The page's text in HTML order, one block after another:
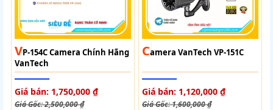
VP-154C Camera Chính Hãng
VanTech
Giá bán: 1,750,000 ₫
Giá Gốc: 2,500,000 ₫
CAmera VanTech VP-151C
Giá bán: 1,120,000 ₫
Giá Gốc: 1,600,000 ₫